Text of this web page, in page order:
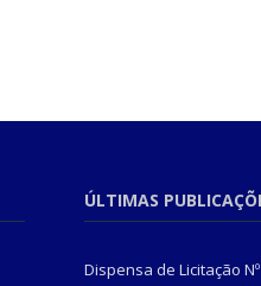
ÚLTIMAS
Dispensa de Licitação